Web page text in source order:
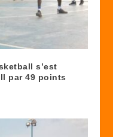
s’est
par 49 points